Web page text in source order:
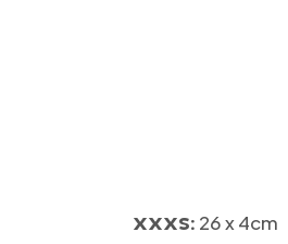
XXXS: 26 x 4cm